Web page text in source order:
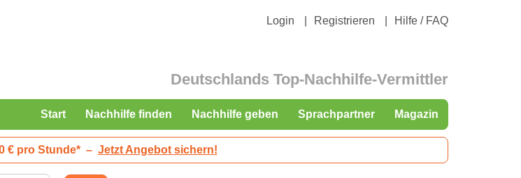
Login Registrieren Hilfe / FAQ
Deutschlands Top-Nachhilfe-Vermittler
Start Nachhilfe finden Nachhilfe geben Sprachpartner Magazin
€ pro Stunde* – Jetzt Angebot sichern!